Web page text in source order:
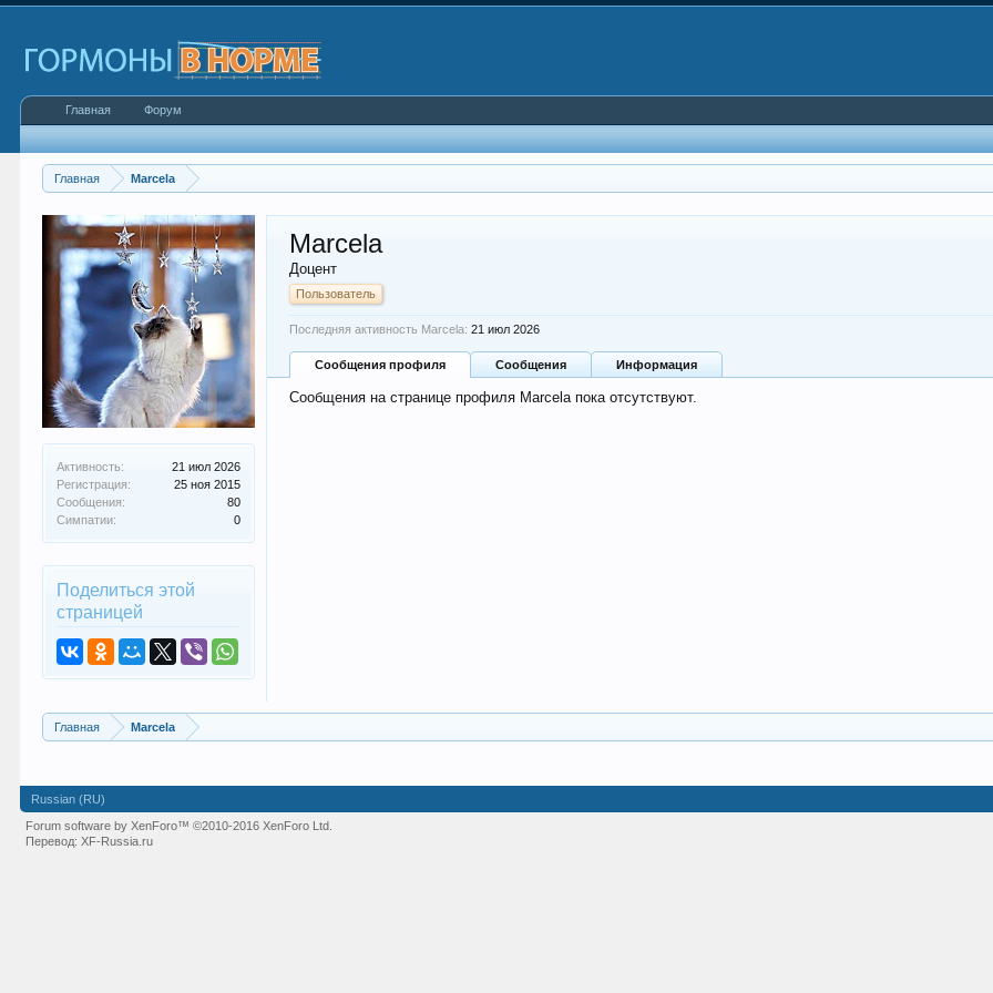
Главная Marcela
Активность:
21 июл 2026
Регистрация:
25 ноя 2015
Сообщения:
80
Симпатии:
0
Поделиться этой
страницей
Marcela
Доцент
Пользователь
Последняя активность Marcela: 21 июл 2026
Сообщения профиля Сообщения Информация
Сообщения на странице профиля Marcela пока отсутствуют.
Главная Marcela
Главная Форум
Russian (RU)
Forum software by XenForo™©2010-2016 XenForo Ltd.
Перевод:XF-Russia.ru